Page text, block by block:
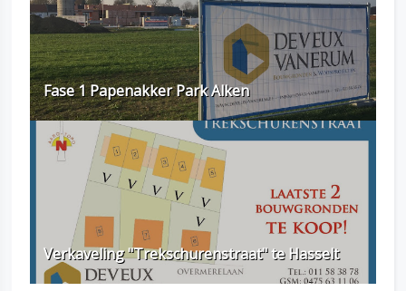
Fase 1 Papenakker Park Alken
Verkaveling "Trekschurenstraat" te Hasselt